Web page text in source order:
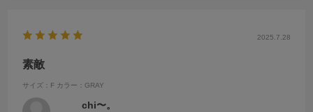
2025.7.28
素敵
サイズ：F カラー：GRAY
chi〜。